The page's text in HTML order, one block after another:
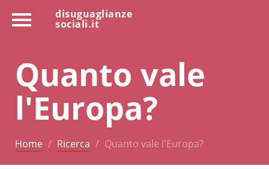
disuguaglianze
sociali.it
Quanto vale
l'Europa?
Home Ricerca Quanto vale l'Europa?